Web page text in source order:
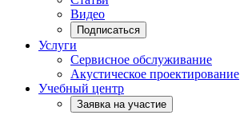
Видео
Подписаться
Услуги
Сервисное обслуживание
Акустическое проектирование
Учебный центр
Заявка на участие